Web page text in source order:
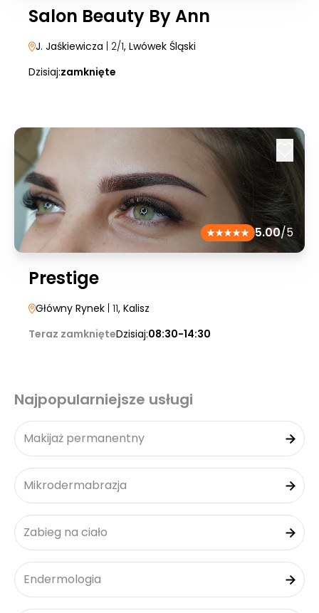
Salon Beauty By Ann
J. Jaśkiewicza | 2/1, Lwówek Śląski
Dzisiaj:zamknięte
5.00/5
Prestige
Główny Rynek | 11, Kalisz
Teraz zamknięteDzisiaj:08:30-14:30
Najpopularniejsze usługi
Makijaż permanentny
Mikrodermabrazja
Zabieg na ciało
Endermologia